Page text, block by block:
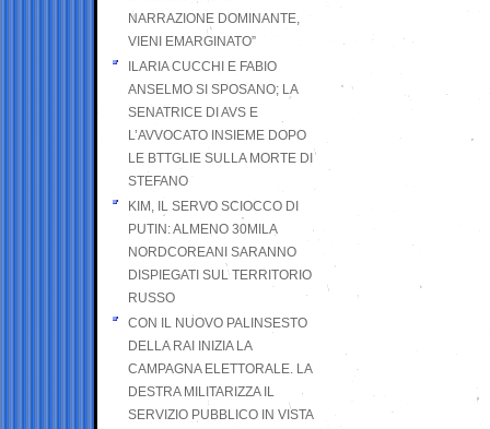
NARRAZIONE DOMINANTE,
VIENI EMARGINATO”
ILARIA CUCCHI E FABIO
ANSELMO SI SPOSANO; LA
SENATRICE DI AVS E
L’AVVOCATO INSIEME DOPO
LE BTTGLIE SULLA MORTE DI
STEFANO
KIM, IL SERVO SCIOCCO DI
PUTIN: ALMENO 30MILA
NORDCOREANI SARANNO
DISPIEGATI SUL TERRITORIO
RUSSO
CON IL NUOVO PALINSESTO
DELLA RAI INIZIA LA
CAMPAGNA ELETTORALE. LA
DESTRA MILITARIZZA IL
SERVIZIO PUBBLICO IN VISTA